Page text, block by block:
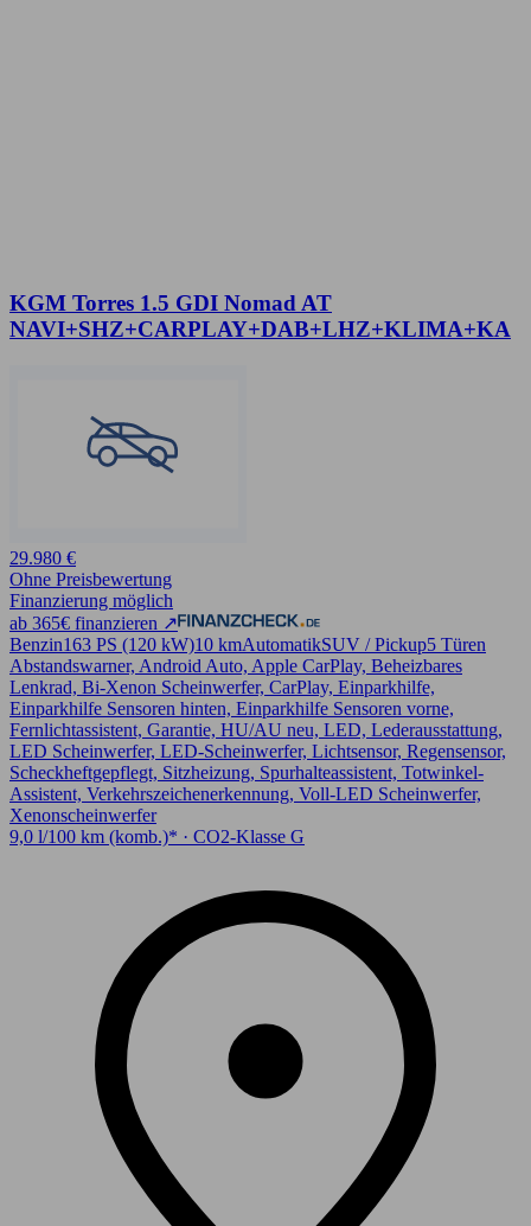
KGM Torres 1.5 GDI Nomad AT
NAVI+SHZ+CARPLAY+DAB+LHZ+KLIMA+KA
29.980 €
Ohne Preisbewertung
Finanzierung möglich
ab 365€ finanzieren ↗
Benzin163 PS (120 kW)10 kmAutomatikSUV / Pickup5 Türen
Abstandswarner, Android Auto, Apple CarPlay, Beheizbares
Lenkrad, Bi-Xenon Scheinwerfer, CarPlay, Einparkhilfe,
Einparkhilfe Sensoren hinten, Einparkhilfe Sensoren vorne,
Fernlichtassistent, Garantie, HU/AU neu, LED, Lederausstattung,
LED Scheinwerfer, LED-Scheinwerfer, Lichtsensor, Regensensor,
Scheckheftgepflegt, Sitzheizung, Spurhalteassistent, Totwinkel-
Assistent, Verkehrszeichenerkennung, Voll-LED Scheinwerfer,
Xenonscheinwerfer
9,0 l/100 km (komb.)* · CO2-Klasse G